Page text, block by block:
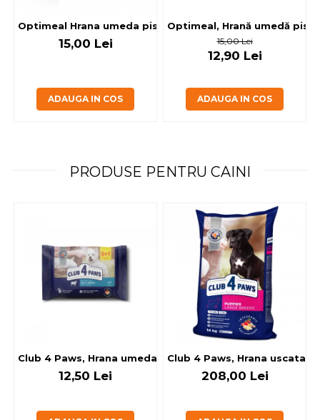
Optimeal Hrana umeda pisici
15,00 Lei
ADAUGA IN COS
Optimeal, Hrană umedă
15,00 Lei
12,90 Lei
ADAUGA IN COS
PRODUSE PENTRU CAINI
Club 4 Paws, Hrana umeda caini - cu miel, set 5+1, 6x80 g
12,50 Lei
Club 4 Paws, Hrana uscata
208,00 Lei